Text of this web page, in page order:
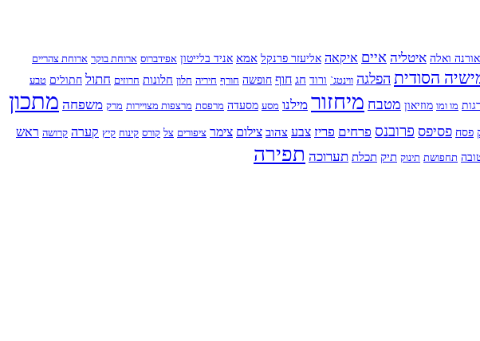
אורנה ואלה איטליה איים איקאה אליעזר פרנקל אמא אניד בלייטון אפידברוס ארוחת בוקר ארוחת צהריים
הסודית הפלגה ווינטג` ורוד חג חוף חופשה חורף חיריה חלון חלונות חרוזים חתול חתולים טבע
מו ומו מוזיאון מטבח מיחזור מילנו מסע מסעדה מרפסת מרצפות מצויירות מרק משפחה מתכון
פסח פסיפס פרובנס פרחים פריז צבע צהוב צילום צימר ציפורים צל קורס קינוח קיץ קערה קרושה ראש
תחפושת תינוק תיק תכלת תערוכה תפירה